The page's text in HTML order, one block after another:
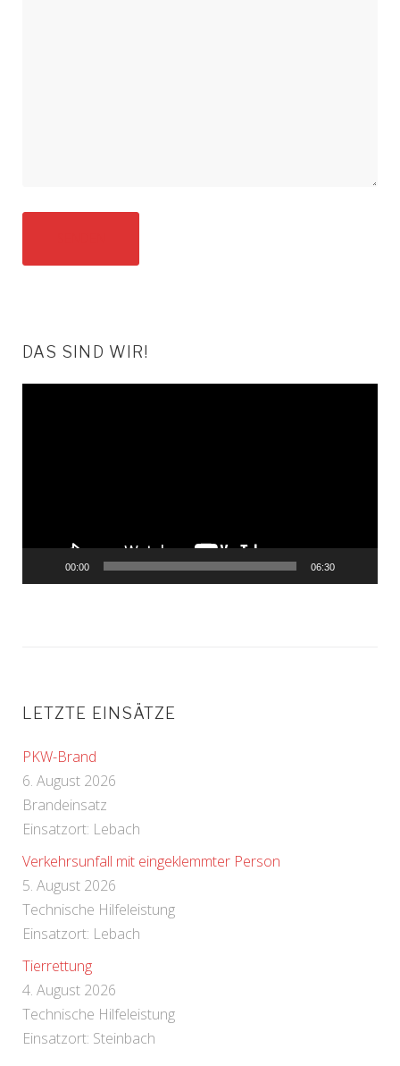
DAS SIND WIR!
00:00 06:30
LETZTE EINSÄTZE
PKW-Brand
6. August 2026
Brandeinsatz
Einsatzort: Lebach
Verkehrsunfall mit eingeklemmter Person
5. August 2026
Technische Hilfeleistung
Einsatzort: Lebach
Tierrettung
4. August 2026
Technische Hilfeleistung
Einsatzort: Steinbach